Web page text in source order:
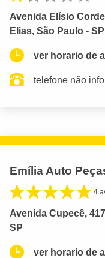
Avenida Elísio
Elias, São Paulo - SP
ver horario de
telefone não
Emília Auto
4
Avenida Cupecê,
SP
ver horario de